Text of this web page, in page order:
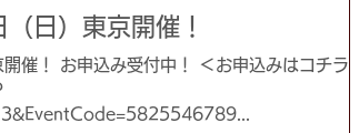
日）東京開催！
催！ お申込み受付中！ ＜お申込みはコチラ＞